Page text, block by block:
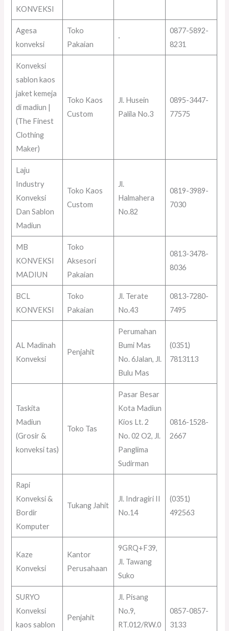
KONVEKSI
Agesa
konveksi
Toko
Pakaian
·
0877-5892-
8231
Konveksi
sablon kaos
jaket kemeja
di madiun |
(The Finest
Clothing
Maker)
Toko Kaos
Custom
Jl. Husein
Palila No.3
0895-3447-
77575
Laju
Industry
Konveksi
Dan Sablon
Madiun
Toko Kaos
Custom
Jl.
Halmahera
No.82
0819-3989-
7030
MB
KONVEKSI
MADIUN
Toko
Aksesori
Pakaian
0813-3478-
8036
BCL
KONVEKSI
Toko
Pakaian
Jl. Terate
No.43
0813-7280-
7495
AL Madinah
Konveksi
Penjahit
Perumahan
Bumi Mas
No. 6Jalan, Jl.
Bulu Mas
(0351)
7813113
Taskita
Madiun
(Grosir &
konveksi tas)
Toko Tas
Pasar Besar
Kota Madiun
Kios Lt. 2
No. 02 O2, Jl.
Panglima
Sudirman
0816-1528-
2667
Rapi
Konveksi &
Bordir
Komputer
Tukang Jahit
Jl. Indragiri II
No.14
(0351)
492563
Kaze
Konveksi
Kantor
Perusahaan
9GRQ+F39,
Jl. Tawang
Suko
SURYO
Konveksi
kaos sablon
Penjahit
Jl. Pisang
No.9,
RT.012/RW.0
0857-0857-
3133